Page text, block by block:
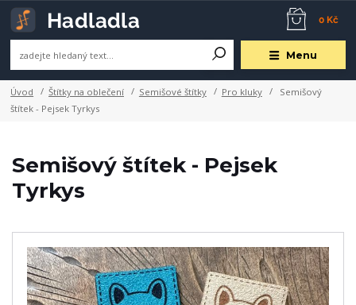
Menu
0 Kč
Úvod Štítky na oblečení Semišové štítky Pro kluky
Semišový
štítek - Pejsek Tyrkys
Semišový štítek - Pejsek
Tyrkys